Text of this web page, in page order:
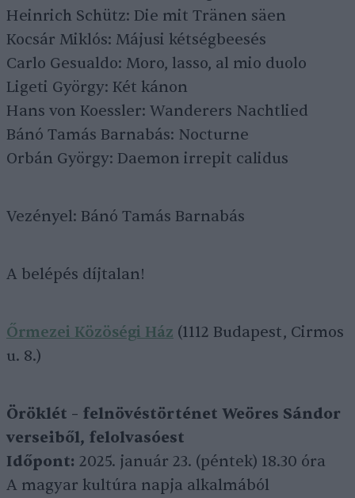
Heinrich Schütz: Die mit Tränen säen
Kocsár Miklós: Májusi kétségbeesés
Carlo Gesualdo: Moro, lasso, al mio duolo
Ligeti György: Két kánon
Hans von Koessler: Wanderers Nachtlied
Bánó Tamás Barnabás: Nocturne
Orbán György: Daemon irrepit calidus
Vezényel: Bánó Tamás Barnabás
A belépés díjtalan!
Őrmezei Közöségi Ház (1112 Budapest, Cirmos
u. 8.)
Öröklét – felnövéstörténet Weöres Sándor
verseiből, felolvasóest
Időpont: 2025. január 23. (péntek) 18.30 óra
A magyar kultúra napja alkalmából